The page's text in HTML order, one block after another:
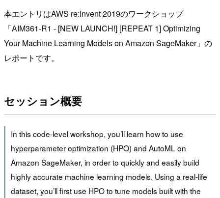
本エントリはAWS re:Invent 2019のワークショップ
「AIM361-R1 - [NEW LAUNCH!] [REPEAT 1] Optimizing
Your Machine Learning Models on Amazon SageMaker」の
レポートです。
セッション概要
In this code-level workshop, you’ll learn how to use
hyperparameter optimization (HPO) and AutoML on
Amazon SageMaker, in order to quickly and easily build
highly accurate machine learning models. Using a real-life
dataset, you’ll first use HPO to tune models built with the